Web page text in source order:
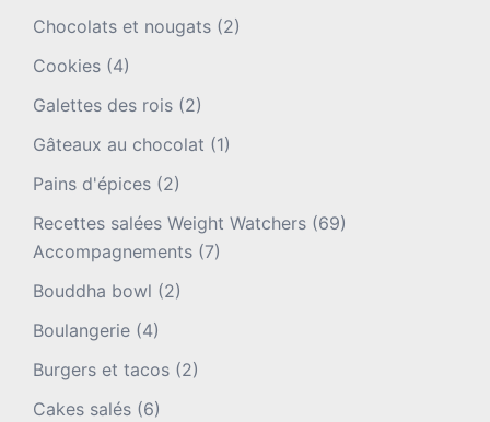
Chocolats et nougats (2)
Cookies (4)
Galettes des rois (2)
Gâteaux au chocolat (1)
Pains d'épices (2)
Recettes salées Weight Watchers (69)
Accompagnements (7)
Bouddha bowl (2)
Boulangerie (4)
Burgers et tacos (2)
Cakes salés (6)